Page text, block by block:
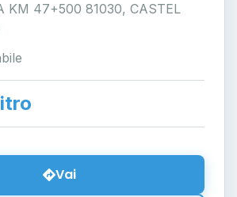
KM 47+500 81030, CASTEL
Vai